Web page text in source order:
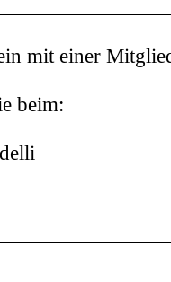
mit einer
beim: